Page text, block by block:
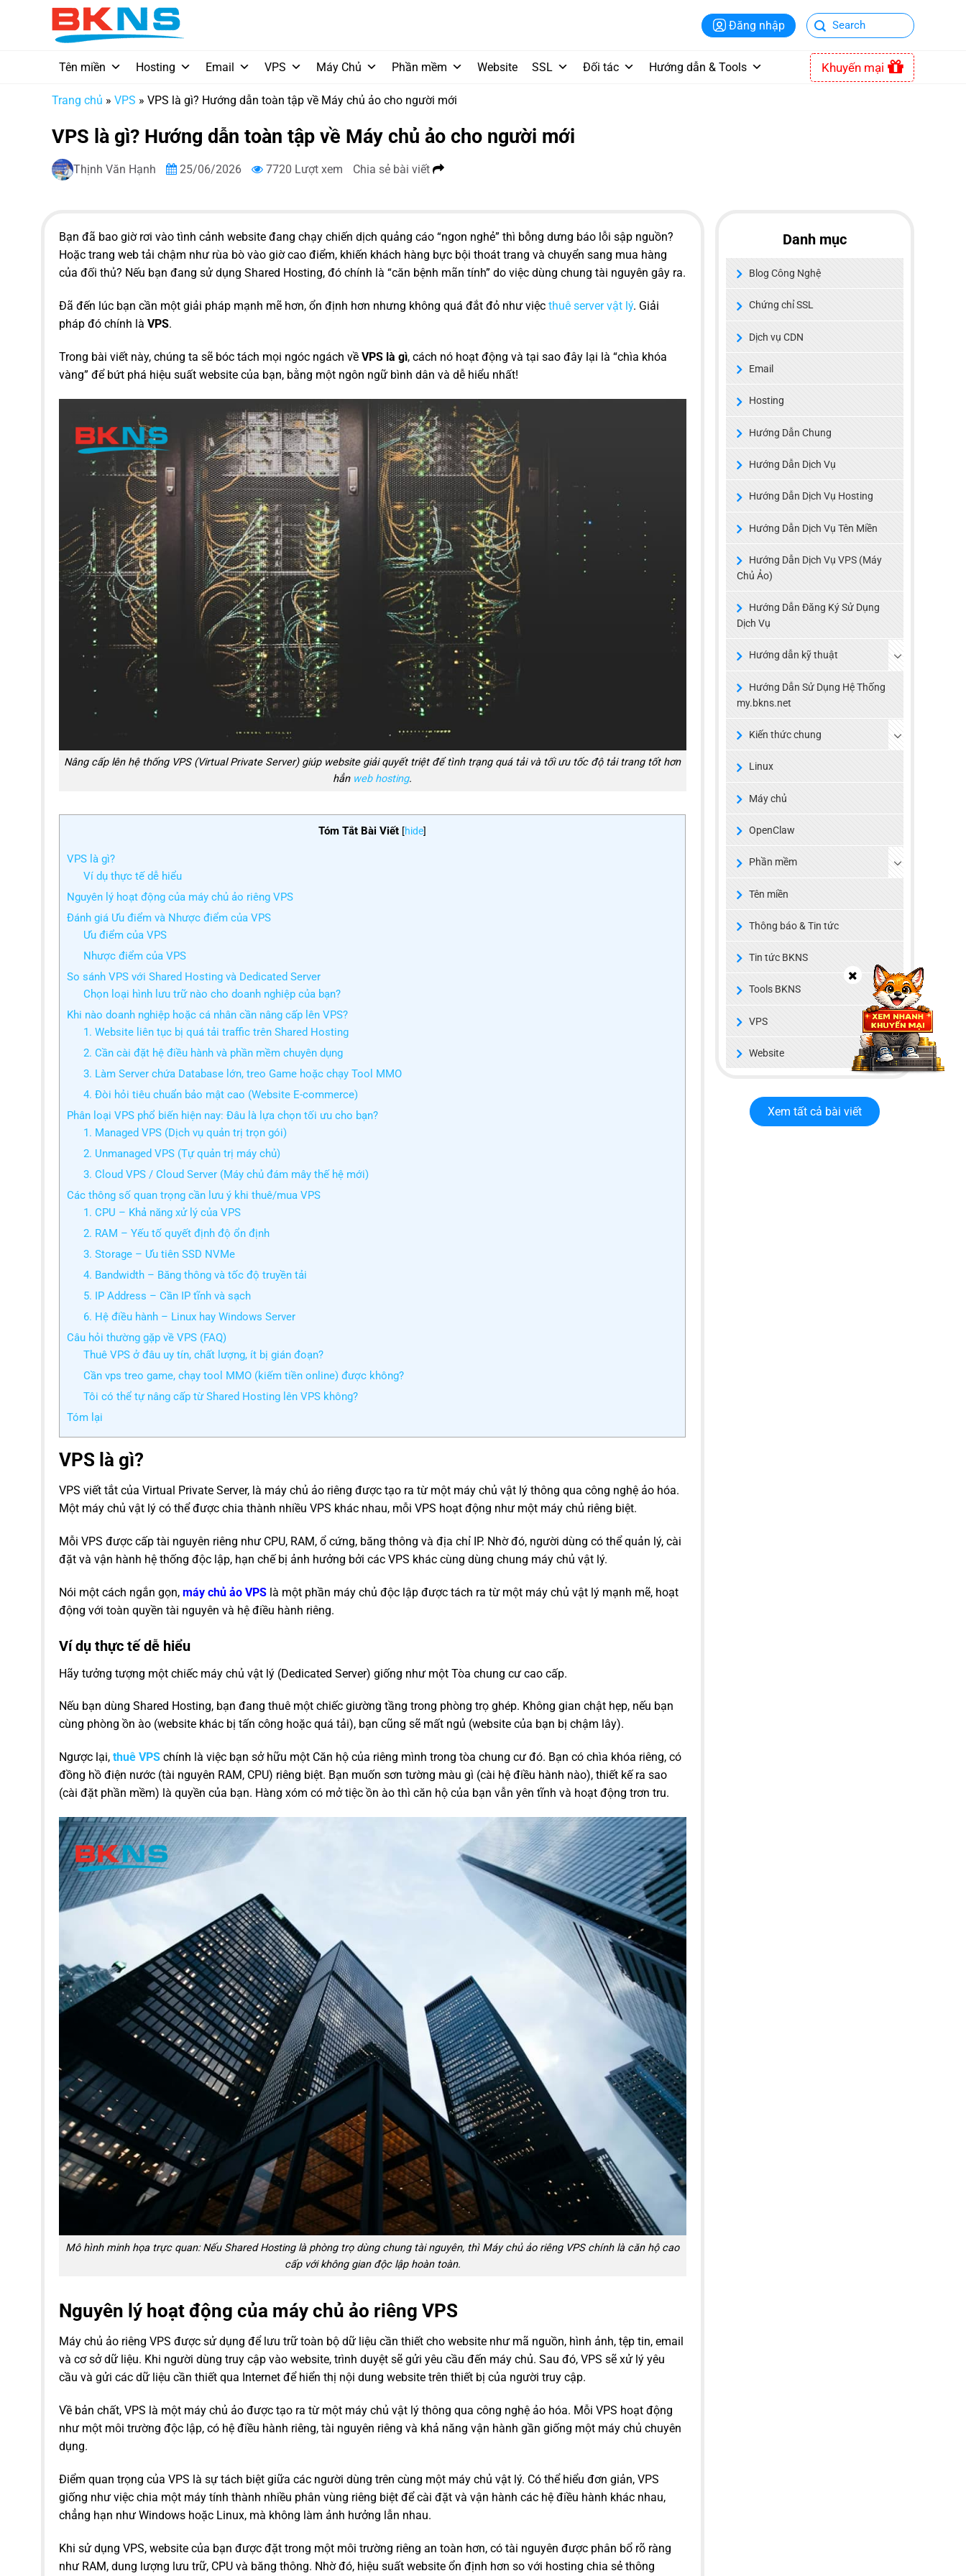
Đăng nhập
Tên miền Hosting Email VPS Máy Chủ Phần mềm Website SSL Đối tác Hướng dẫn & Tools Khuyến mại
Trang chủ » VPS » VPS là gì? Hướng dẫn toàn tập về Máy chủ ảo cho người mới
VPS là gì? Hướng dẫn toàn tập về Máy chủ ảo cho người mới
Thịnh Văn Hạnh 25/06/2026 7720 Lượt xem Chia sẻ bài viết
Bạn đã bao giờ rơi vào tình cảnh website đang chạy chiến dịch quảng cáo “ngon nghẻ” thì bỗng dưng báo lỗi sập nguồn?
Hoặc trang web tải chậm như rùa bò vào giờ cao điểm, khiến khách hàng bực bội thoát trang và chuyển sang mua hàng
của đối thủ? Nếu bạn đang sử dụng Shared Hosting, đó chính là “căn bệnh mãn tính” do việc dùng chung tài nguyên gây ra.
Đã đến lúc bạn cần một giải pháp mạnh mẽ hơn, ổn định hơn nhưng không quá đắt đỏ như việc thuê server vật lý. Giải
pháp đó chính là VPS.
Trong bài viết này, chúng ta sẽ bóc tách mọi ngóc ngách về VPS là gì, cách nó hoạt động và tại sao đây lại là “chìa khóa
vàng” để bứt phá hiệu suất website của bạn, bằng một ngôn ngữ bình dân và dễ hiểu nhất!
Nâng cấp lên hệ thống VPS (Virtual Private Server) giúp website giải quyết triệt để tình trạng quá tải và tối ưu tốc độ tải trang tốt hơn
hẳn web hosting.
Tóm Tắt Bài Viết [hide]
VPS là gì?
Ví dụ thực tế dễ hiểu
Nguyên lý hoạt động của máy chủ ảo riêng VPS
Đánh giá Ưu điểm và Nhược điểm của VPS
Ưu điểm của VPS
Nhược điểm của VPS
So sánh VPS với Shared Hosting và Dedicated Server
Chọn loại hình lưu trữ nào cho doanh nghiệp của bạn?
Khi nào doanh nghiệp hoặc cá nhân cần nâng cấp lên VPS?
1. Website liên tục bị quá tải traffic trên Shared Hosting
2. Cần cài đặt hệ điều hành và phần mềm chuyên dụng
3. Làm Server chứa Database lớn, treo Game hoặc chạy Tool MMO
4. Đòi hỏi tiêu chuẩn bảo mật cao (Website E-commerce)
Phân loại VPS phổ biến hiện nay: Đâu là lựa chọn tối ưu cho bạn?
1. Managed VPS (Dịch vụ quản trị trọn gói)
2. Unmanaged VPS (Tự quản trị máy chủ)
3. Cloud VPS / Cloud Server (Máy chủ đám mây thế hệ mới)
Các thông số quan trọng cần lưu ý khi thuê/mua VPS
1. CPU – Khả năng xử lý của VPS
2. RAM – Yếu tố quyết định độ ổn định
3. Storage – Ưu tiên SSD NVMe
4. Bandwidth – Băng thông và tốc độ truyền tải
5. IP Address – Cần IP tĩnh và sạch
6. Hệ điều hành – Linux hay Windows Server
Câu hỏi thường gặp về VPS (FAQ)
Thuê VPS ở đâu uy tín, chất lượng, ít bị gián đoạn?
Cần vps treo game, chạy tool MMO (kiếm tiền online) được không?
Tôi có thể tự nâng cấp từ Shared Hosting lên VPS không?
Tóm lại
VPS là gì?
VPS viết tắt của Virtual Private Server, là máy chủ ảo riêng được tạo ra từ một máy chủ vật lý thông qua công nghệ ảo hóa.
Một máy chủ vật lý có thể được chia thành nhiều VPS khác nhau, mỗi VPS hoạt động như một máy chủ riêng biệt.
Mỗi VPS được cấp tài nguyên riêng như CPU, RAM, ổ cứng, băng thông và địa chỉ IP. Nhờ đó, người dùng có thể quản lý, cài
đặt và vận hành hệ thống độc lập, hạn chế bị ảnh hưởng bởi các VPS khác cùng dùng chung máy chủ vật lý.
Nói một cách ngắn gọn, máy chủ ảo VPS là một phần máy chủ độc lập được tách ra từ một máy chủ vật lý mạnh mẽ, hoạt
động với toàn quyền tài nguyên và hệ điều hành riêng.
Ví dụ thực tế dễ hiểu
Hãy tưởng tượng một chiếc máy chủ vật lý (Dedicated Server) giống như một Tòa chung cư cao cấp.
Nếu bạn dùng Shared Hosting, bạn đang thuê một chiếc giường tầng trong phòng trọ ghép. Không gian chật hẹp, nếu bạn
cùng phòng ồn ào (website khác bị tấn công hoặc quá tải), bạn cũng sẽ mất ngủ (website của bạn bị chậm lây).
Ngược lại, thuê VPS chính là việc bạn sở hữu một Căn hộ của riêng mình trong tòa chung cư đó. Bạn có chìa khóa riêng, có
đồng hồ điện nước (tài nguyên RAM, CPU) riêng biệt. Bạn muốn sơn tường màu gì (cài hệ điều hành nào), thiết kế ra sao
(cài đặt phần mềm) là quyền của bạn. Hàng xóm có mở tiệc ồn ào thì căn hộ của bạn vẫn yên tĩnh và hoạt động trơn tru.
Mô hình minh họa trực quan: Nếu Shared Hosting là phòng trọ dùng chung tài nguyên, thì Máy chủ ảo riêng VPS chính là căn hộ cao
cấp với không gian độc lập hoàn toàn.
Nguyên lý hoạt động của máy chủ ảo riêng VPS
Máy chủ ảo riêng VPS được sử dụng để lưu trữ toàn bộ dữ liệu cần thiết cho website như mã nguồn, hình ảnh, tệp tin, email
và cơ sở dữ liệu. Khi người dùng truy cập vào website, trình duyệt sẽ gửi yêu cầu đến máy chủ. Sau đó, VPS sẽ xử lý yêu
cầu và gửi các dữ liệu cần thiết qua Internet để hiển thị nội dung website trên thiết bị của người truy cập.
Về bản chất, VPS là một máy chủ ảo được tạo ra từ một máy chủ vật lý thông qua công nghệ ảo hóa. Mỗi VPS hoạt động
như một môi trường độc lập, có hệ điều hành riêng, tài nguyên riêng và khả năng vận hành gần giống một máy chủ chuyên
dụng.
Điểm quan trọng của VPS là sự tách biệt giữa các người dùng trên cùng một máy chủ vật lý. Có thể hiểu đơn giản, VPS
giống như việc chia một máy tính thành nhiều phân vùng riêng biệt để cài đặt và vận hành các hệ điều hành khác nhau,
chẳng hạn như Windows hoặc Linux, mà không làm ảnh hưởng lẫn nhau.
Khi sử dụng VPS, website của bạn được đặt trong một môi trường riêng an toàn hơn, có tài nguyên được phân bổ rõ ràng
như RAM, dung lượng lưu trữ, CPU và băng thông. Nhờ đó, hiệu suất website ổn định hơn so với hosting chia sẻ thông
Danh mục
Blog Công Nghệ
Chứng chỉ SSL
Dịch vụ CDN
Email
Hosting
Hướng Dẫn Chung
Hướng Dẫn Dịch Vụ
Hướng Dẫn Dịch Vụ Hosting
Hướng Dẫn Dịch Vụ Tên Miền
Hướng Dẫn Dịch Vụ VPS (Máy
Chủ Ảo)
Hướng Dẫn Đăng Ký Sử Dụng
Dịch Vụ
Hướng dẫn kỹ thuật
Hướng Dẫn Sử Dụng Hệ Thống
my.bkns.net
Kiến thức chung
Linux
Máy chủ
OpenClaw
Phần mềm
Tên miền
Thông báo & Tin tức
Tin tức BKNS
Tools BKNS
VPS
Website
Xem tất cả bài viết